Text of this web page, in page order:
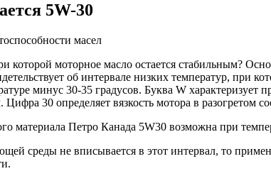
5W-30
масел
которой моторное масло остается стабильным?
об интервале низких температур, при
минус 30-35 градусов. Буква W
Цифра 30 определяет вязкость мотора в
материала Петро Канада 5W30 возможна при
среды не вписывается в этот интервал, то